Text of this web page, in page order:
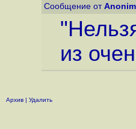
Сообщение от Anonim
из
Архив | Удалить